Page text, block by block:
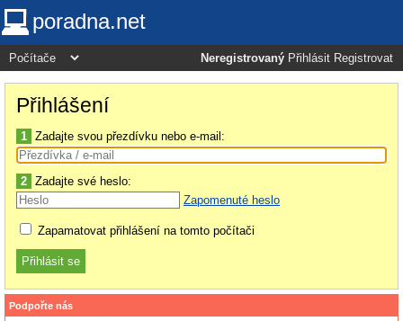
poradna.net
Neregistrovaný Přihlásit Registrovat
Přihlášení
1 Zadajte svou přezdívku nebo e-mail:
2 Zadajte své heslo:
Zapomenuté heslo
Zapamatovat přihlášení na tomto počítači
Podpořte nás